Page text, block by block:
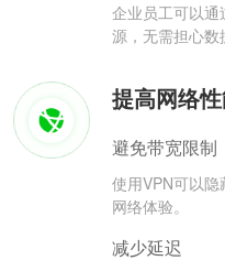
企业员工可以通
源，无需担心数
提高网络
避免带宽限制
使用VPN可以
网络体验。
减少延迟